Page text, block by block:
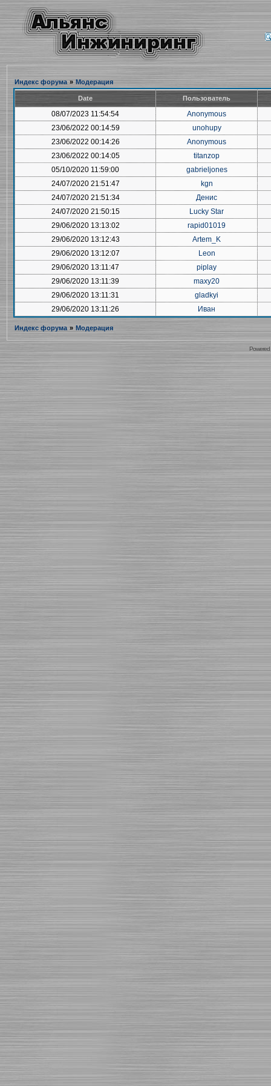
Индекс форума » Модерация
Date Пользователь
08/07/2023 11:54:54
Anonymous
23/06/2022 00:14:59
unohupy
23/06/2022 00:14:26
Anonymous
23/06/2022 00:14:05
titanzop
05/10/2020 11:59:00
gabrieljones
24/07/2020 21:51:47
kgn
24/07/2020 21:51:34
Денис
24/07/2020 21:50:15
Lucky Star
29/06/2020 13:13:02
rapid01019
29/06/2020 13:12:43
Artem_K
29/06/2020 13:12:07
Leon
29/06/2020 13:11:47
piplay
29/06/2020 13:11:39
maxy20
29/06/2020 13:11:31
gladkyi
29/06/2020 13:11:26
Иван
Индекс форума » Модерация